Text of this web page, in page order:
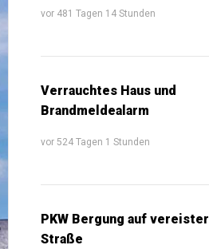
vor 481 Tagen 14 Stunden
Verrauchtes Haus und
Brandmeldealarm
vor 524 Tagen 1 Stunden
PKW Bergung auf vereister
Straße